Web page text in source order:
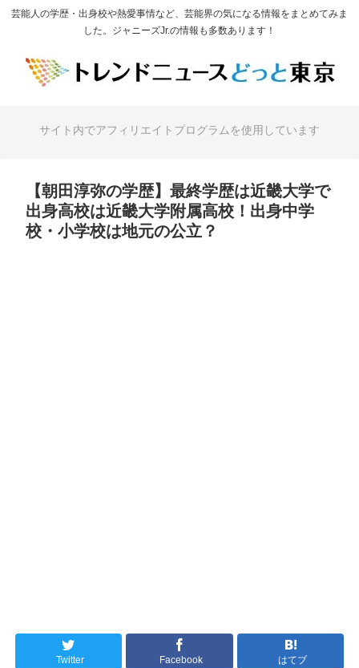
芸能人の学歴・出身校や熱愛事情など、芸能界の気になる情報をまとめてみま
した。ジャニーズJr.の情報も多数あります！
サイト内でアフィリエイトプログラムを使用しています
【朝田淳弥の学歴】最終学歴は近畿大学で
出身高校は近畿大学附属高校！出身中学
校・小学校は地元の公立？
Twitter Facebook はてブ